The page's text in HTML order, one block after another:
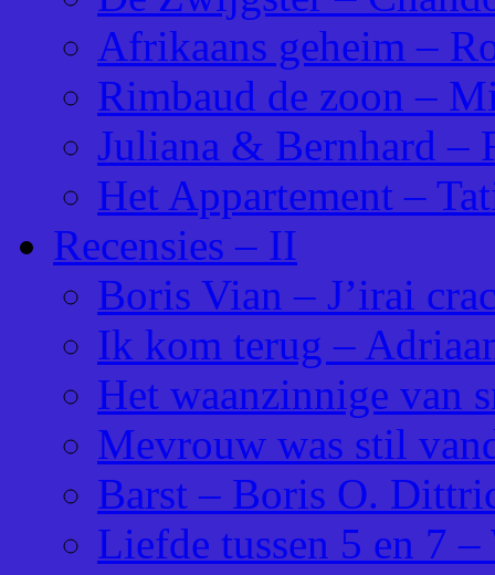
Afrikaans geheim –
Rimbaud de zoon –
Juliana & Bernhard –
Het Appartement –
Recensies – II
Boris Vian – J’irai
Ik kom terug –
Het waanzinnige van
Mevrouw was stil
Barst – Boris O.
Liefde tussen 5 en 7 –